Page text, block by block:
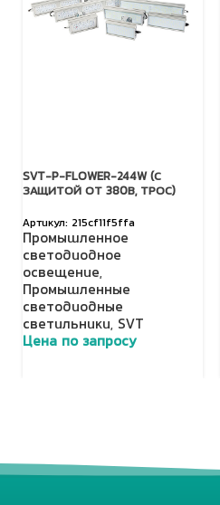
SVT-P-FLOWER-244W (С
ЗАЩИТОЙ ОТ 380В, ТРОС)
215cf11f5ffa
Промышленное
светодиодное
освещение,
Промышленные
светодиодные
светильники, SVT
Цена по запросу